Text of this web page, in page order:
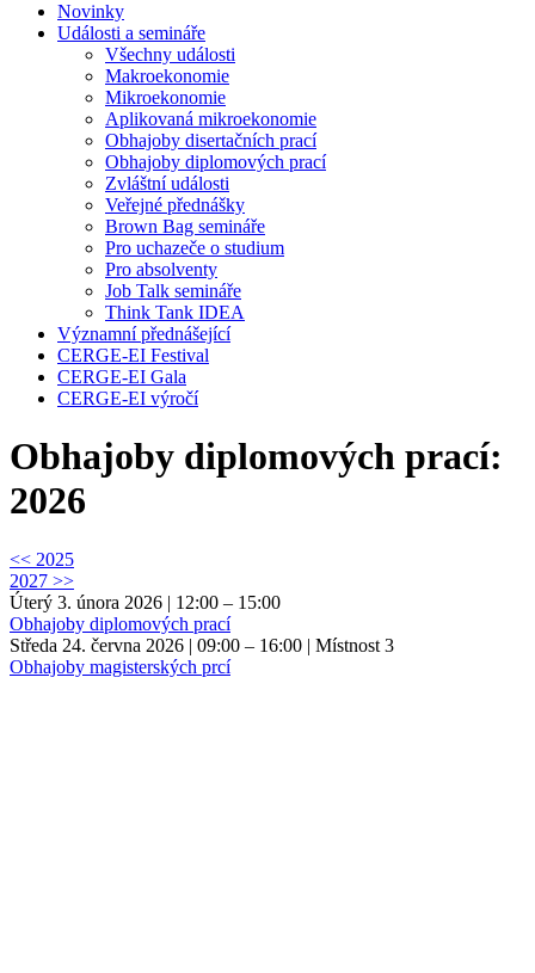
Novinky
Události a semináře
Všechny události
Makroekonomie
Mikroekonomie
Aplikovaná mikroekonomie
Obhajoby disertačních prací
Obhajoby diplomových prací
Zvláštní události
Veřejné přednášky
Brown Bag semináře
Pro uchazeče o studium
Pro absolventy
Job Talk semináře
Think Tank IDEA
Významní přednášející
CERGE-EI Festival
CERGE-EI Gala
CERGE-EI výročí
Obhajoby diplomových prací:
2026
<< 2025
2027 >>
Úterý 3. února 2026 | 12:00 – 15:00
Obhajoby diplomových prací
Středa 24. června 2026 | 09:00 – 16:00 | Místnost 3
Obhajoby magisterských prcí